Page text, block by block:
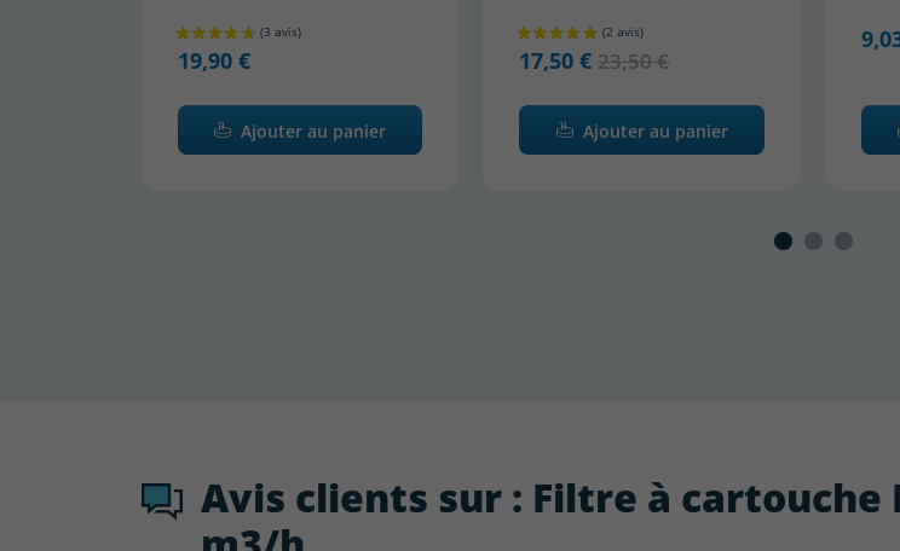
19,90 €
Ajouter au panier
17,50 € 23,50 €
Ajouter au panier
Avis clients sur : Filtre à cartouche